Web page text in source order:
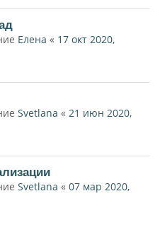
Елена « 17 окт 2020,
Svetlana « 21 июн 2020,
Svetlana « 07 мар 2020,